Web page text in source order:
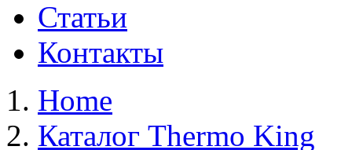
Статьи
Контакты
Home
Каталог Thermo King